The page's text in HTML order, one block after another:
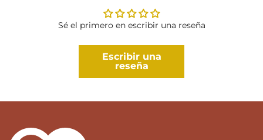
Sé el primero en escribir una reseña
Escribir una
reseña